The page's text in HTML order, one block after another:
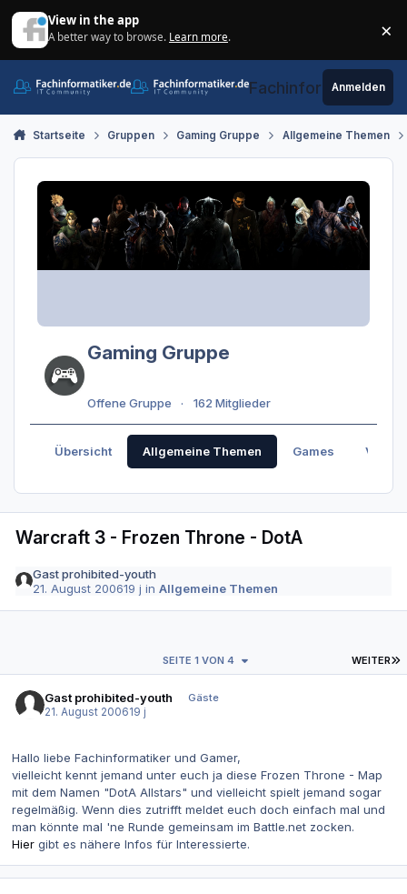
View in the app
A better way to browse. Learn more. ×
Fachinformatiker.de
Anmelden
Startseite Gruppen Gaming Gruppe Allgemeine Themen
Gaming Gruppe
Offene Gruppe 162 Mitglieder
Übersicht Allgemeine Themen Games
Warcraft 3 - Frozen Throne - DotA
Gast prohibited-youth
21. August 200619 j inAllgemeine Themen
WEITER
SEITE 1 VON 4
Gast prohibited-youth
Gäste
21. August 200619 j
Hallo liebe Fachinformatiker und Gamer,
vielleicht kennt jemand unter euch ja diese Frozen Throne - Map
mit dem Namen "DotA Allstars" und vielleicht spielt jemand sogar
regelmäßig. Wenn dies zutrifft meldet euch doch einfach mal und
man könnte mal 'ne Runde gemeinsam im Battle.net zocken.
Hier gibt es nähere Infos für Interessierte.